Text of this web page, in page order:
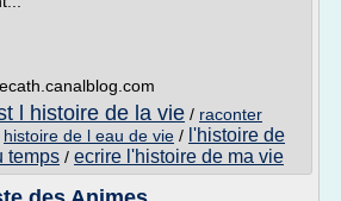
l histoire de la vie / raconter
histoire de l eau de vie / l'histoire de
temps / ecrire l'histoire de ma vie